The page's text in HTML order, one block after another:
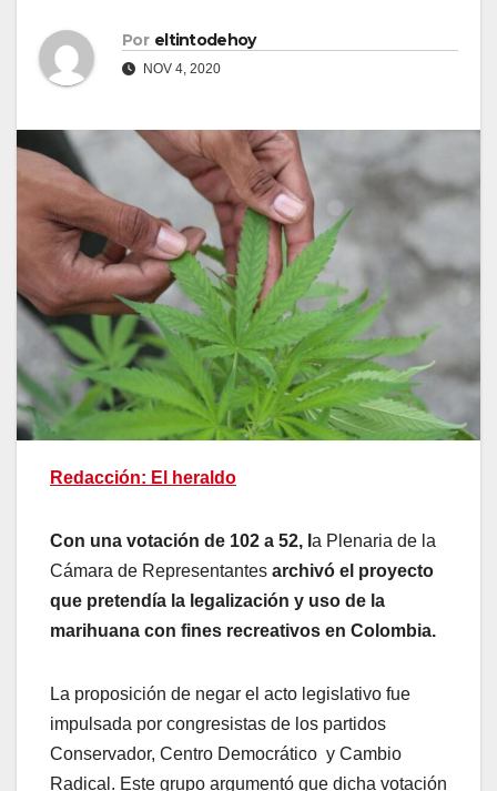
Por eltintodehoy
NOV 4, 2020
Redacción: El heraldo
Con una votación de 102 a 52, l a Plenaria de la
Cámara de Representantes archivó el proyecto
que pretendía la legalización y uso de la
marihuana con fines recreativos en Colombia.
La proposición de negar el acto legislativo fue
impulsada por congresistas de los partidos
Conservador, Centro Democrático y Cambio
Radical. Este grupo argumentó que dicha votación